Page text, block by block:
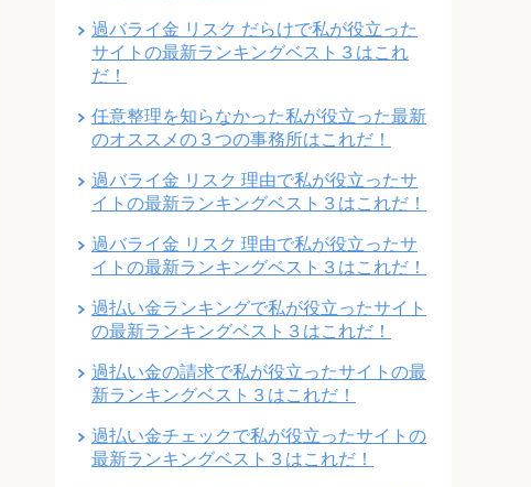
過バライ金 リスク だらけで私が役立った
サイトの最新ランキングベスト３はこれ
だ！
任意整理を知らなかった私が役立った最新
のオススメの３つの事務所はこれだ！
過バライ金 リスク 理由で私が役立ったサ
イトの最新ランキングベスト３はこれだ！
過バライ金 リスク 理由で私が役立ったサ
イトの最新ランキングベスト３はこれだ！
過払い金ランキングで私が役立ったサイト
の最新ランキングベスト３はこれだ！
過払い金の請求で私が役立ったサイトの最
新ランキングベスト３はこれだ！
過払い金チェックで私が役立ったサイトの
最新ランキングベスト３はこれだ！